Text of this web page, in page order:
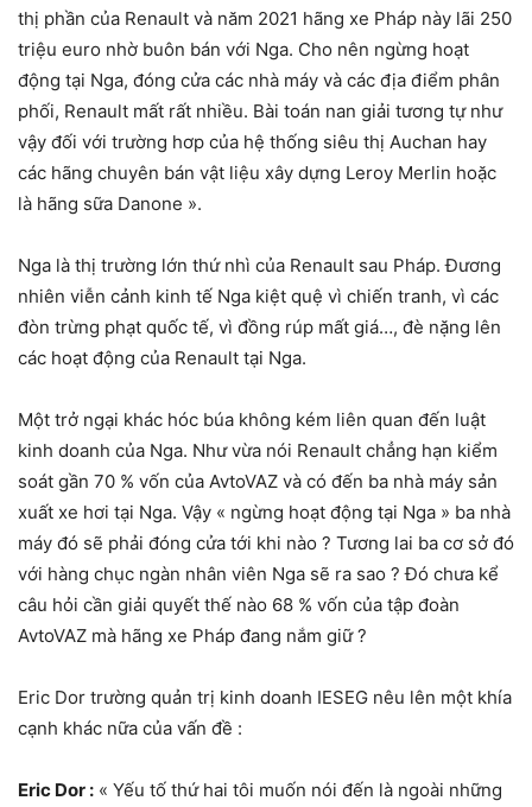
thị phần của Renault và năm 2021 hãng xe Pháp này lãi 250
triệu euro nhờ buôn bán với Nga. Cho nên ngừng hoạt
động tại Nga, đóng cửa các nhà máy và các địa điểm phân
phối, Renault mất rất nhiều. Bài toán nan giải tương tự như
vậy đối với trường hơp của hệ thống siêu thị Auchan hay
các hãng chuyên bán vật liệu xây dựng Leroy Merlin hoặc
là hãng sữa Danone ».
Nga là thị trường lớn thứ nhì của Renault sau Pháp. Đương
nhiên viễn cảnh kinh tế Nga kiệt quệ vì chiến tranh, vì các
đòn trừng phạt quốc tế, vì đồng rúp mất giá…, đè nặng lên
các hoạt động của Renault tại Nga.
Một trở ngại khác hóc búa không kém liên quan đến luật
kinh doanh của Nga. Như vừa nói Renault chẳng hạn kiểm
soát gần 70 % vốn của AvtoVAZ và có đến ba nhà máy sản
xuất xe hơi tại Nga. Vậy « ngừng hoạt động tại Nga » ba nhà
máy đó sẽ phải đóng cửa tới khi nào ? Tương lai ba cơ sở đó
với hàng chục ngàn nhân viên Nga sẽ ra sao ? Đó chưa kể
câu hỏi cần giải quyết thế nào 68 % vốn của tập đoàn
AvtoVAZ mà hãng xe Pháp đang nắm giữ ?
Eric Dor trường quản trị kinh doanh IESEG nêu lên một khía
cạnh khác nữa của vấn đề :
Eric Dor : « Yếu tố thứ hai tôi muốn nói đến là ngoài những